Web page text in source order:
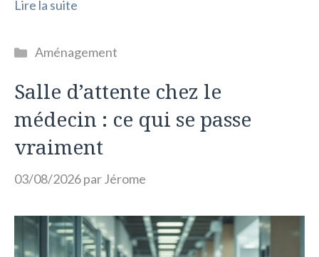
Lire la suite
Catégories
Aménagement
Salle d’attente chez le
médecin : ce qui se passe
vraiment
03/08/2026parJérome